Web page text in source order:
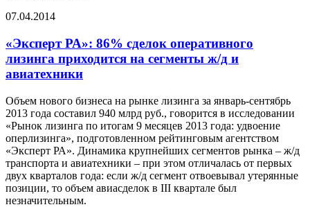
07.04.2014
«Эксперт РА»: 86% сделок оперативного
лизинга приходится на сегменты ж/д и
авиатехники
Объем нового бизнеса на рынке лизинга за январь-сентябрь
2013 года составил 940 млрд руб., говорится в исследовании
«Рынок лизинга по итогам 9 месяцев 2013 года: удвоение
оперлизинга», подготовленном рейтинговым агентством
«Эксперт РА». Динамика крупнейших сегментов рынка – ж/д
транспорта и авиатехники – при этом отличалась от первых
двух кварталов года: если ж/д сегмент отвоевывал утерянные
позиции, то объем авиасделок в III квартале был
незначительным.